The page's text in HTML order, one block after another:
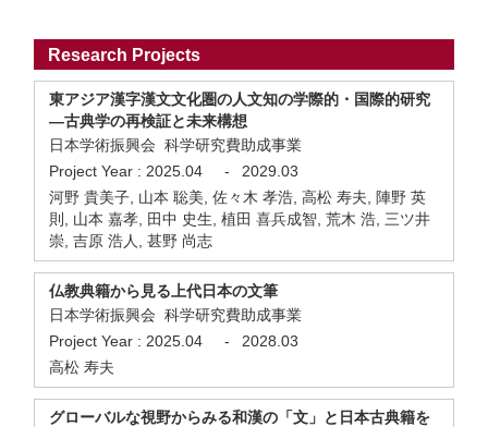
Research Projects
東アジア漢字漢文文化圏の人文知の学際的・国際的研究
―古典学の再検証と未来構想
日本学術振興会 科学研究費助成事業
Project Year : 2025.04 -
2029.03
河野 貴美子, 山本 聡美, 佐々木 孝浩, 高松 寿夫, 陣野 英
則, 山本 嘉孝, 田中 史生, 植田 喜兵成智, 荒木 浩, 三ツ井
崇, 吉原 浩人, 甚野 尚志
仏教典籍から見る上代日本の文筆
日本学術振興会 科学研究費助成事業
Project Year : 2025.04 -
2028.03
高松 寿夫
グローバルな視野からみる和漢の「文」と日本古典籍を